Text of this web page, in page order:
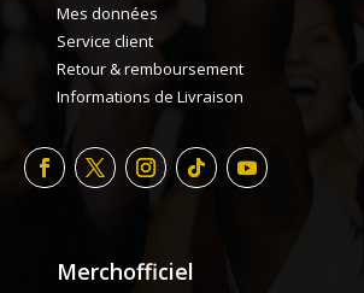
Mes données
Service client
Retour & remboursement
Informations de Livraison
Merchofficiel